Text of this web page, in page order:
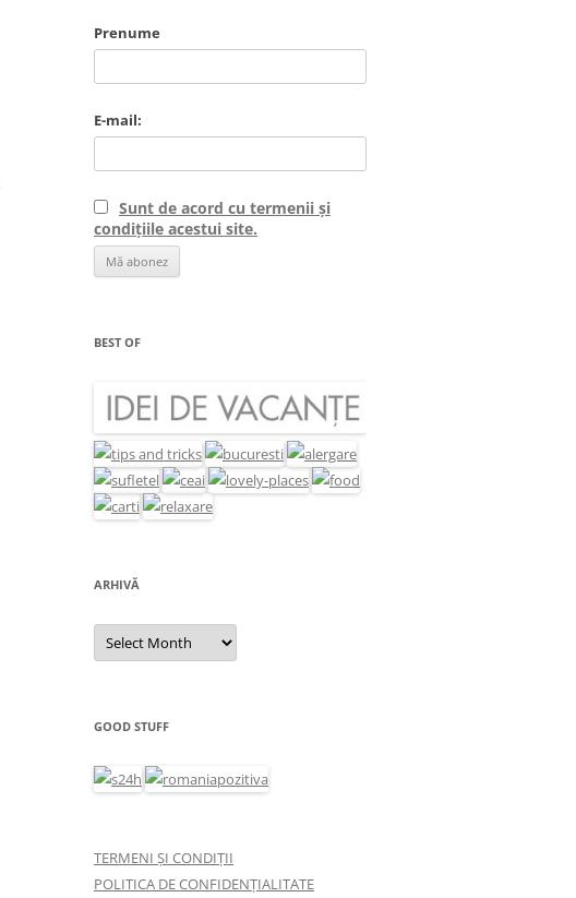
Prenume
E-mail:
Sunt de acord cu termenii și
condițiile acestui site.
BEST OF
ARHIVĂ
Arhivă
GOOD STUFF
TERMENI ȘI CONDIȚII
POLITICA DE CONFIDENȚIALITATE